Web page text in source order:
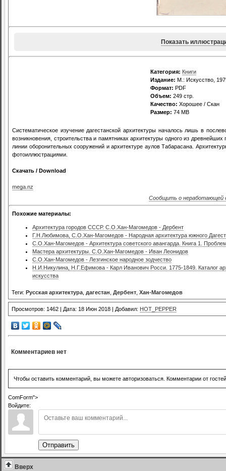
Показать
Категория: Книги
Издание: М.: Искусство,
Формат: PDF
Объем: 249 стр.
Качество: Хорошее / Скан
Размер: 74 MB
Систематическое изучение дагестанской архитектуры началось лишь в
возникновения, строительства и памятниках архитектуры одного из
линии оборонительных сооружений и архитектуре аулов Табарасана.
фотоиллюстрациями.
Скачать / Download
mega.nz
Сообщить о неработающей
Похожие материалы:
Архитектура городов СССР. С.О.Хан-Магомедов - Дербент
Г.Н.Любимова, С.О.Хан-Магомедов - Народная архитектура южного
С.О.Хан-Магомедов - Архитектура советского авангарда. Книга 1.
Мастера архитектуры. С.О.Хан-Магомедов - Иван Леонидов
С.О.Хан-Магомедов - Лезгинское народное зодчество
Н.И.Никулина, Н.Г.Ефимова - Карл Иванович Росси. 1775-1849. Каталог
искусства
Теги: Русская архитектура дагестан Дербент Хан-Магомедов
Просмотров: 1462 | Дата: 18 Июн 2018 | Добавил: HOT_PEPPER
Комментариев нет
Чтобы оставить комментарий, вы можете авторизоваться. Комментарии от
ComForm">
Войдите:
Отправить
Вверх